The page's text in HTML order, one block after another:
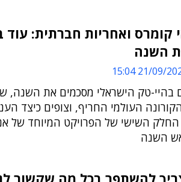
ואחריות חברתית: עוד
השנה
21/09/2020
בהיי-טק הישראלי מסכמים את השנה,
העולמי החריף, וצופים כיצד
השישי של הפרויקט המיוחד של
השנה
להשתפר בכל מה שקשור